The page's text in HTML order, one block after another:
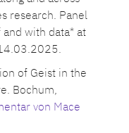
research. Panel
with data* at
of Geist in the
Bochum,
von Mace